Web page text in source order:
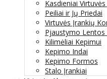
Kasdieniai
Peiliai ir Jų Priedai
Virtuvės Įrankių
Pjaustymo Lentos
Kilimėliai Kepimui
Kepimo Indai
Kepimo Formos
Stalo Įrankiai